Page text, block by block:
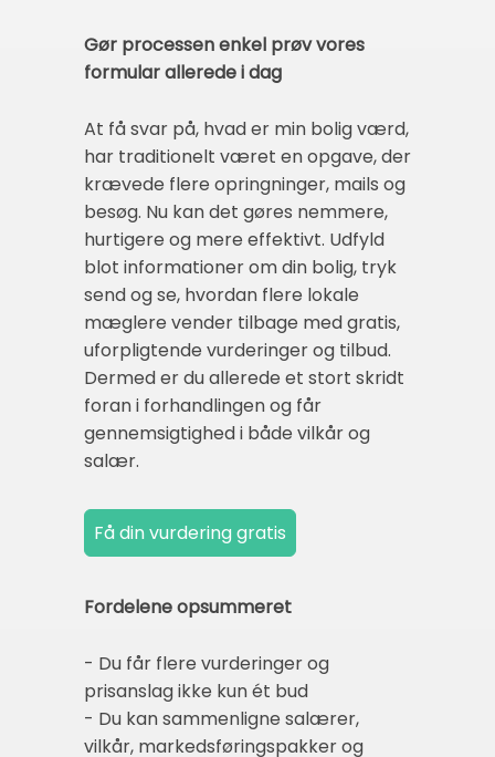
Gør processen enkel prøv vores
formular allerede i dag
At få svar på, hvad er min bolig værd,
har traditionelt været en opgave, der
krævede flere opringninger, mails og
besøg. Nu kan det gøres nemmere,
hurtigere og mere effektivt. Udfyld
blot informationer om din bolig, tryk
send og se, hvordan flere lokale
mæglere vender tilbage med gratis,
uforpligtende vurderinger og tilbud.
Dermed er du allerede et stort skridt
foran i forhandlingen og får
gennemsigtighed i både vilkår og
salær.
Fordelene opsummeret
- Du får flere vurderinger og
prisanslag ikke kun ét bud
- Du kan sammenligne salærer,
vilkår, markedsføringspakker og